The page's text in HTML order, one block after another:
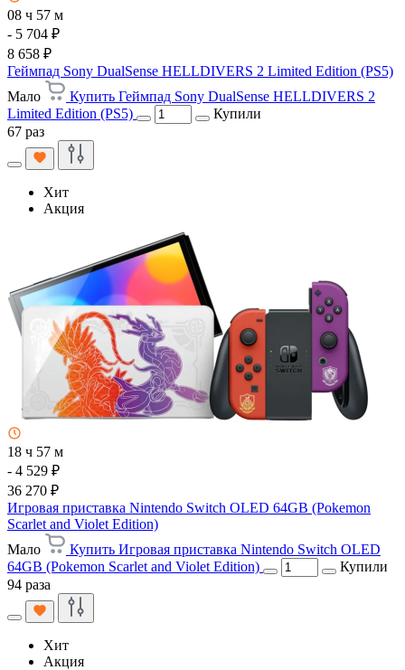
08 ч 57 м
- 5 704 ₽
8 658 ₽
Геймпад Sony DualSense HELLDIVERS 2 Limited Edition (PS5)
Мало
Купить Геймпад Sony DualSense HELLDIVERS 2
Limited Edition (PS5)
Купили
67 раз
Хит
Акция
18 ч 57 м
- 4 529 ₽
36 270 ₽
Игровая приставка Nintendo Switch OLED 64GB (Pokemon
Scarlet and Violet Edition)
Мало
Купить Игровая приставка Nintendo Switch OLED
64GB (Pokemon Scarlet and Violet Edition)
Купили
94 раза
Хит
Акция